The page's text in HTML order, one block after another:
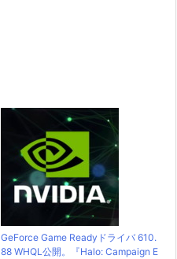
GeForce Game Readyドライバ 610.
88 WHQL公開。『Halo: Campaign E